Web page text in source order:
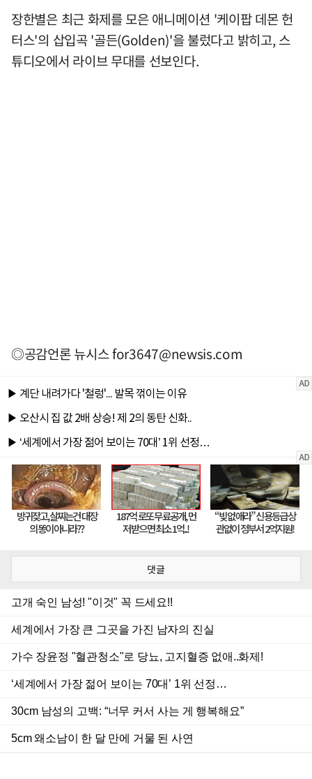
장한별은 최근 화제를 모은 애니메이션 '케이팝 데몬 헌
터스'의 삽입곡 '골든(Golden)'을 불렀다고 밝히고, 스
튜디오에서 라이브 무대를 선보인다.
◎공감언론 뉴시스for3647@newsis.com
댓글